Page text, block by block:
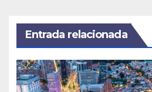
Entrada relacionada